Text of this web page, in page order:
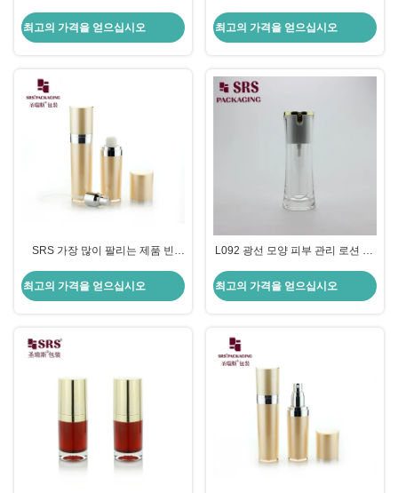
틱 병
최고의 가격을 얻으십시오
장재
최고의 가격을 얻으십시오
SRS 가장 많이 팔리는 제품 빈
아크릴 로션 용기
최고의 가격을 얻으십시오
L092 광선 모양 피부 관리 로션 병,
최고의 가격을 얻으십시오